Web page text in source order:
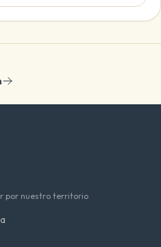
por nuestro territorio